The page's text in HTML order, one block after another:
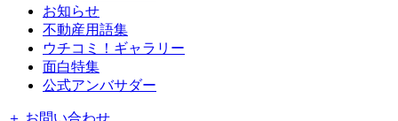
お知らせ
不動産用語集
ウチコミ！ギャラリー
面白特集
公式アンバサダー
＋ お問い合わせ